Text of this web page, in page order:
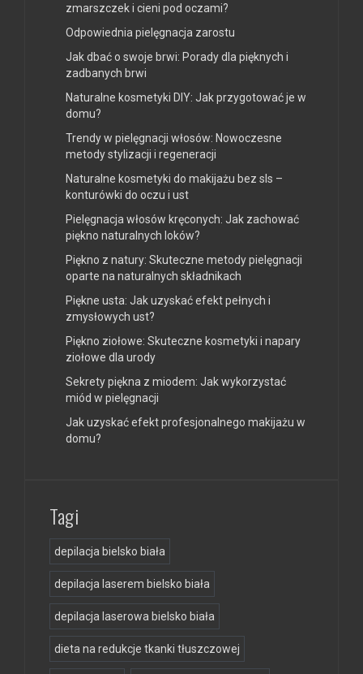
zmarszczek i cieni pod oczami?
Odpowiednia pielęgnacja zarostu
Jak dbać o swoje brwi: Porady dla pięknych i
zadbanych brwi
Naturalne kosmetyki DIY: Jak przygotować je w
domu?
Trendy w pielęgnacji włosów: Nowoczesne
metody stylizacji i regeneracji
Naturalne kosmetyki do makijażu bez sls –
konturówki do oczu i ust
Pielęgnacja włosów kręconych: Jak zachować
piękno naturalnych loków?
Piękno z natury: Skuteczne metody pielęgnacji
oparte na naturalnych składnikach
Piękne usta: Jak uzyskać efekt pełnych i
zmysłowych ust?
Piękno ziołowe: Skuteczne kosmetyki i napary
ziołowe dla urody
Sekrety piękna z miodem: Jak wykorzystać
miód w pielęgnacji
Jak uzyskać efekt profesjonalnego makijażu w
domu?
Tagi
depilacja bielsko biała
depilacja laserem bielsko biała
depilacja laserowa bielsko biała
dieta na redukcje tkanki tłuszczowej